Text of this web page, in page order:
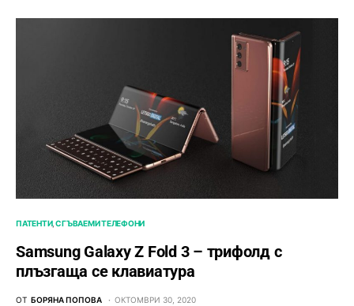
ПАТЕНТИ СГЪВАЕМИ ТЕЛЕФОНИ
Samsung Galaxy Z Fold 3 – трифолд с
плъзгаща се клавиатура
ОТ БОРЯНА ПОПОВА ОКТОМВРИ 30, 2020